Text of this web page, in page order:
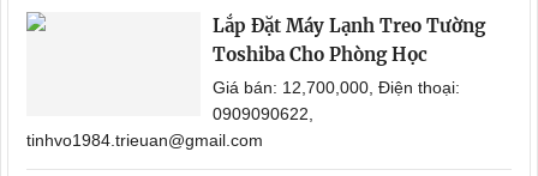
Lắp Đặt Máy Lạnh Treo Tường
Toshiba Cho Phòng Học
Giá bán: 12,700,000, Điện thoại:
0909090622,
tinhvo1984.trieuan@gmail.com